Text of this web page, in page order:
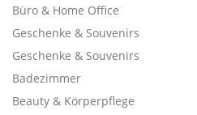
Büro & Home Office
Geschenke & Souvenirs
Geschenke & Souvenirs
Badezimmer
Beauty & Körperpflege